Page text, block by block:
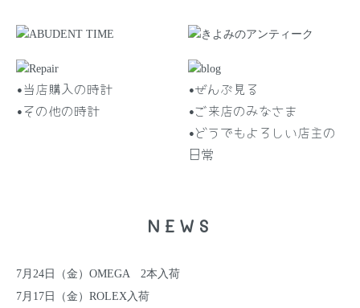
•当店購入の時計
•その他の時計
•ぜんぶ見る
•ご来店のみなさま
•どうでもよろしい店主の
日常
NEWS
7月24日（金） OMEGA 2本 入荷
7月17日（金） ROLEX 入荷